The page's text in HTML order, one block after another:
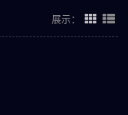
展示：